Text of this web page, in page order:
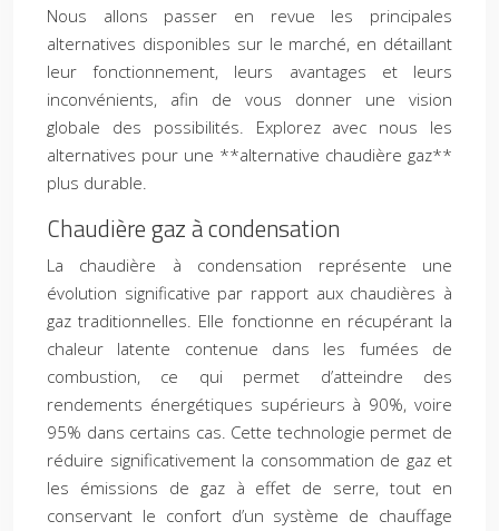
Nous allons passer en revue les principales
alternatives disponibles sur le marché, en détaillant
leur fonctionnement, leurs avantages et leurs
inconvénients, afin de vous donner une vision
globale des possibilités. Explorez avec nous les
alternatives pour une **alternative chaudière gaz**
plus durable.
Chaudière gaz à condensation
La chaudière à condensation représente une
évolution significative par rapport aux chaudières à
gaz traditionnelles. Elle fonctionne en récupérant la
chaleur latente contenue dans les fumées de
combustion, ce qui permet d’atteindre des
rendements énergétiques supérieurs à 90%, voire
95% dans certains cas. Cette technologie permet de
réduire significativement la consommation de gaz et
les émissions de gaz à effet de serre, tout en
conservant le confort d’un système de chauffage